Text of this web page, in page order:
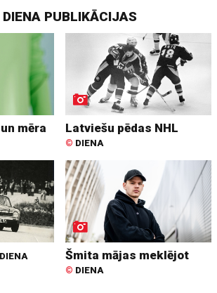
PUBLIKĀCIJAS
mēra
Latviešu pēdas NHL
© DIENA
DIENA Šmita mājas meklējot
© DIENA